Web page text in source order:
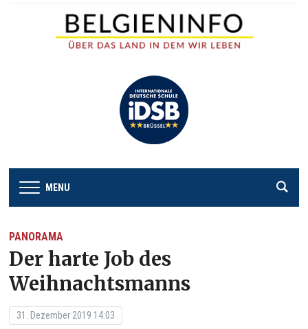
MENU
PANORAMA
Der harte Job des
Weihnachtsmanns
31. Dezember 2019 14:03